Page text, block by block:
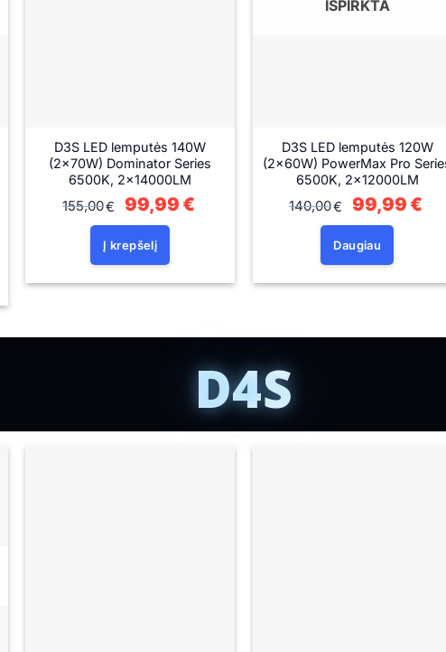
D3S LED lemputės 140W
(2×70W) Dominator Series
6500K, 2×14000LM
155,00€
Original
price
was:
155,00€.
99,99€
Į krepšelį
IŠPIRKTA
D3S LED lemputės 120W
(2×60W) PowerMax Pro
6500K, 2×12000LM
140,00€
Original
price
was:
140,00€.
99,99€
Daugiau
D4S